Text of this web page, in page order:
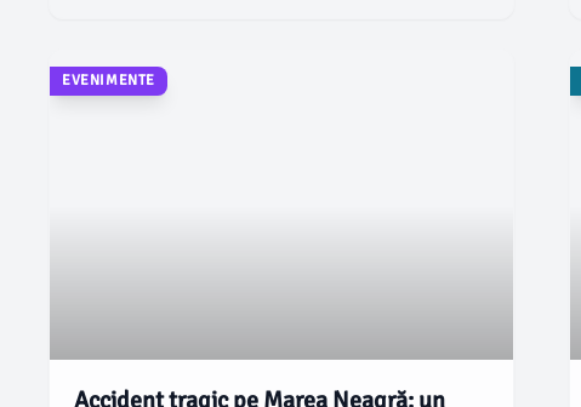
EVENIMENTE
Accident tragic pe Marea Neagră: un